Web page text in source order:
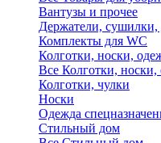
Вантузы и прочее
Держатели, сушилки,
Комплекты для WC
Колготки, носки,
Все Колготки, носки,
Колготки, чулки
Носки
Одежда
Стильный дом